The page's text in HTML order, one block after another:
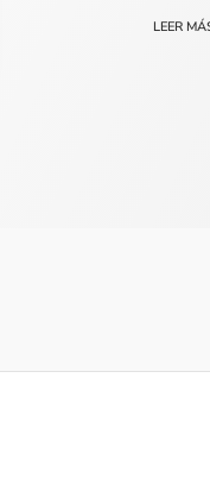
LEER